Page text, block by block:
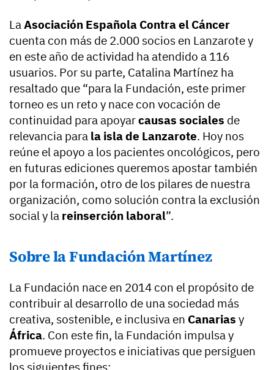
LaAsociación Española Contra el Cáncer
cuenta con más de 2.000 socios en Lanzarote y
en este año de actividad ha atendido a 116
usuarios. Por su parte, Catalina Martínez ha
resaltado que “para la Fundación, este primer
torneo es un reto y nace con vocación de
continuidad para apoyarcausas sociales de
relevancia para la isla de Lanzarote. Hoy nos
reúne el apoyo a los pacientes oncológicos, pero
en futuras ediciones queremos apostar también
por la formación, otro de los pilares de nuestra
organización, como solución contra la exclusión
social y la reinserción laboral”.
Sobre la Fundación Martínez
La Fundación nace en 2014 con el propósito de
contribuir al desarrollo de una sociedad más
creativa, sostenible, e inclusiva en Canarias y
África. Con este fin, la Fundación impulsa y
promueve proyectos e iniciativas que persiguen